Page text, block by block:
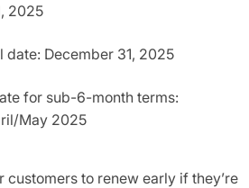
2025
date: December 31, 2025
for sub-6-month terms:
May 2025
customers to renew early if they’re